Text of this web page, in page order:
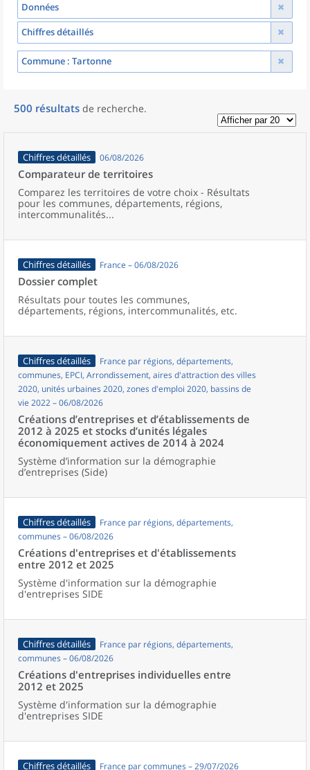
Données
Chiffres détaillés
Commune : Tartonne
500 résultats de recherche.
Chiffres détaillés 06/08/2026
Comparateur de territoires
Comparez les territoires de votre choix - Résultats
pour les communes, départements, régions,
intercommunalités...
Chiffres détaillés France – 06/08/2026
Dossier complet
Résultats pour toutes les communes,
départements, régions, intercommunalités, etc.
Chiffres détaillés
France par régions, départements,
communes, EPCI, Arrondissement, aires d'attraction des villes
2020, unités urbaines 2020, zones d'emploi 2020, bassins de
vie 2022 – 06/08/2026
Créations d’entreprises et d’établissements de
2012 à 2025 et stocks d’unités légales
économiquement actives de 2014 à 2024
Système d’information sur la démographie
d’entreprises (Side)
Chiffres détaillés
France par régions, départements,
communes – 06/08/2026
Créations d'entreprises et d'établissements
entre 2012 et 2025
Système d'information sur la démographie
d'entreprises SIDE
Chiffres détaillés
France par régions, départements,
communes – 06/08/2026
Créations d'entreprises individuelles entre
2012 et 2025
Système d'information sur la démographie
d'entreprises SIDE
Chiffres détaillés France par communes – 29/07/2026